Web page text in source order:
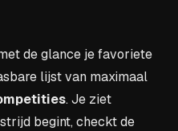
de glance je favoriete
lijst van maximaal
. Je ziet
begint, checkt de